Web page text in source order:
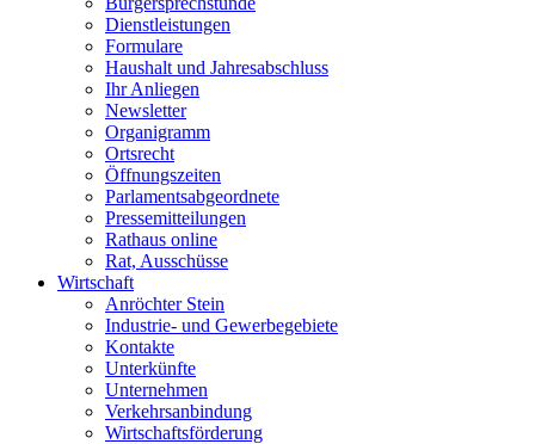
Dienstleistungen
Formulare
Haushalt und Jahresabschluss
Ihr Anliegen
Newsletter
Organigramm
Ortsrecht
Öffnungszeiten
Parlamentsabgeordnete
Pressemitteilungen
Rathaus online
Rat, Ausschüsse
Wirtschaft
Anröchter Stein
Industrie- und Gewerbegebiete
Kontakte
Unterkünfte
Unternehmen
Verkehrsanbindung
Wirtschaftsförderung